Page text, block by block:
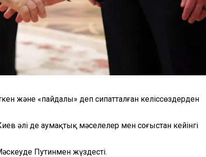
және «пайдалы» деп сипатталған келіссөздерден
әлі де аумақтық мәселелер мен соғыстан кейінгі
Путинмен жүздесті.